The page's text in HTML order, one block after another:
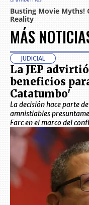
MÁS
JUDICIAL
La JEP
beneficios
Catatumbo'
La decisión hace parte
amnistiables
Farc en el marco del